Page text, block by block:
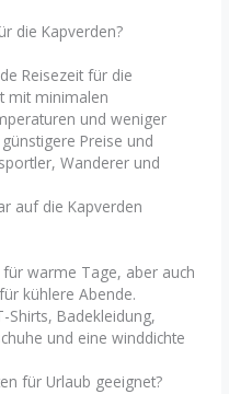
die Kapverden?
Reisezeit für die
mit minimalen
und weniger
Preise und
Wanderer und
auf die Kapverden
für warme Tage, aber auch
kühlere Abende.
Shirts, Badekleidung,
und eine winddichte
für Urlaub geeignet?